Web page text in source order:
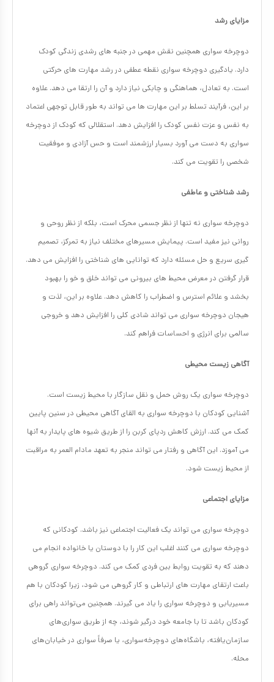
مزایای رشد
دوچرخه سواری همچنین نقش مهمی در جنبه های رشدی زندگی کودک
دارد. یادگیری دوچرخه سواری نقطه عطفی در رشد مهارت های حرکتی
است. به تعادل، هماهنگی و چابکی نیاز دارد و آن را ارتقا می دهد. علاوه
بر این، فرآیند تسلط بر این مهارت ها می تواند به طور قابل توجهی اعتماد
به نفس و عزت نفس کودک را افزایش دهد. استقلالی که کودک از دوچرخه
سواری به دست می آورد بسیار ارزشمند است و حس آزادی و موفقیت
شخصی را تقویت می کند.
رشد شناختی و عاطفی
دوچرخه سواری نه تنها از نظر جسمی محرک است، بلکه از نظر روحی و
روانی نیز مفید است. پیمایش مسیرهای مختلف نیاز به تمرکز، تصمیم
گیری سریع و حل مسئله دارد که توانایی های شناختی را افزایش می دهد.
قرار گرفتن در معرض محیط های بیرونی می تواند خلق و خو را بهبود
بخشد و علائم استرس و اضطراب را کاهش دهد. علاوه بر این، لذت و
هیجان دوچرخه سواری می تواند شادی کلی را افزایش دهد و خروجی
سالمی برای انرژی و احساسات فراهم کند.
آگاهی زیست محیطی
دوچرخه سواری یک روش حمل و نقل سازگار با محیط زیست است.
آشنایی کودکان با دوچرخه سواری به القای آگاهی محیطی در سنین پایین
کمک می کند. ارزش کاهش ردپای کربن را از طریق شیوه های پایدار به آنها
می آموزد. این آگاهی و رفتار می تواند منجر به تعهد مادام العمر به مراقبت
از محیط زیست شود.
مزایای اجتماعی
دوچرخه سواری می تواند یک فعالیت اجتماعی نیز باشد. کودکانی که
دوچرخه سواری می کنند اغلب این کار را با دوستان یا خانواده انجام می
دهند که به تقویت روابط بین فردی کمک می کند. دوچرخه سواری گروهی
باعث ارتقای مهارت های ارتباطی و کار گروهی می شود، زیرا کودکان با هم
مسیریابی و دوچرخه سواری را یاد می گیرند. همچنین می‌تواند راهی برای
کودکان باشد تا با جامعه خود درگیر شوند، چه از طریق سواری‌های
سازمان‌یافته، باشگاه‌های دوچرخه‌سواری، یا صرفاً سواری در خیابان‌های
محله.